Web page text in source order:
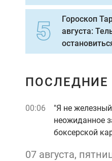
Гороскоп
августа:
ПОСЛЕДНИЕ
00:06
"Я не
неожиданное
боксерской
07 августа,